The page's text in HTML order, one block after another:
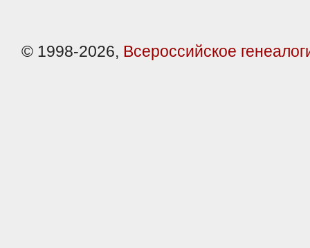
© 1998-2026, Всероссийское